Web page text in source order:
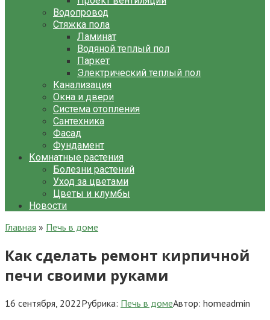
Водопровод
Стяжка пола
Ламинат
Водяной теплый пол
Паркет
Электрический теплый пол
Канализация
Окна и двери
Система отопления
Сантехника
Фасад
Фундамент
Комнатные растения
Болезни растений
Уход за цветами
Цветы и клумбы
Новости
Главная » Печь в доме
Как сделать ремонт кирпичной
печи своими руками
16 сентября, 2022Рубрика: Печь в домеАвтор: homeadmin